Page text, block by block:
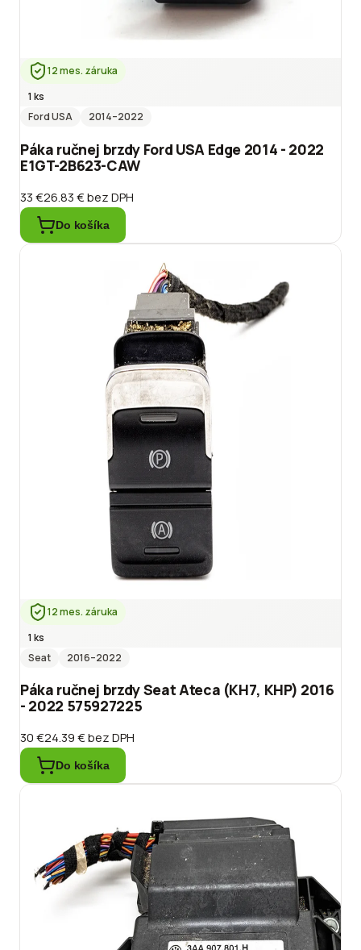
12 mes. záruka
1 ks
Ford USA
2014–2022
Páka ručnej brzdy Ford USA Edge 2014 - 2022
E1GT-2B623-CAW
33 €26.83 €bez DPH
Do košíka
12 mes. záruka
1 ks
Seat
2016–2022
Páka ručnej brzdy Seat Ateca (KH7, KHP) 2016
- 2022 575927225
30 €24.39 €bez DPH
Do košíka